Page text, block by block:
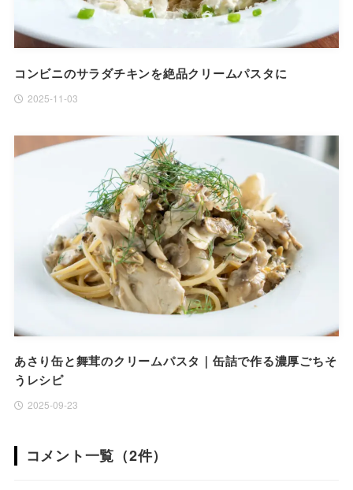
コンビニのサラダチキンを絶品クリームパスタに
2025-11-03
あさり缶と舞茸のクリームパスタ｜缶詰で作る濃厚ごちそ
うレシピ
2025-09-23
コメント一覧（2件）